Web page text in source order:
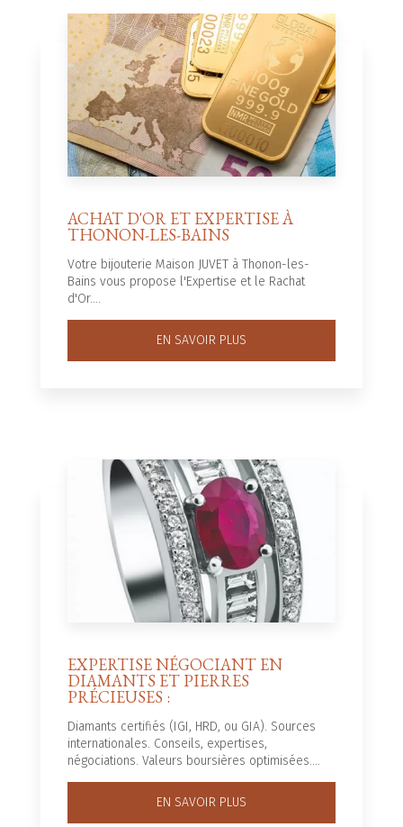
ACHAT D'OR ET EXPERTISE À
THONON-LES-BAINS
Votre bijouterie Maison JUVET à Thonon-les-
Bains vous propose l'Expertise et le Rachat
d'Or....
EN SAVOIR PLUS
EXPERTISE NÉGOCIANT EN
DIAMANTS ET PIERRES
PRÉCIEUSES :
Diamants certifiés (IGI, HRD, ou GIA). Sources
internationales. Conseils, expertises,
négociations. Valeurs boursières optimisées....
EN SAVOIR PLUS